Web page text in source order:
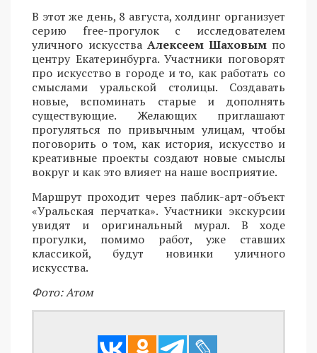
В этот же день, 8 августа, холдинг организует
серию free-прогулок с исследователем
уличного искусства Алексеем Шаховым по
центру Екатеринбурга. Участники поговорят
про искусство в городе и то, как работать со
смыслами уральской столицы. Создавать
новые, вспоминать старые и дополнять
существующие. Желающих приглашают
прогуляться по привычным улицам, чтобы
поговорить о том, как история, искусство и
креативные проекты создают новые смыслы
вокруг и как это влияет на наше восприятие.
Маршрут проходит через паблик-арт-объект
«Уральская перчатка». Участники экскурсии
увидят и оригинальный мурал. В ходе
прогулки, помимо работ, уже ставших
классикой, будут новинки уличного
искусства.
Фото: Атом